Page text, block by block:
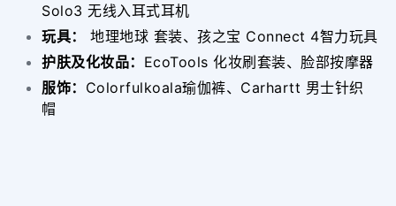
Solo3 无线入耳式耳机
玩具：
地理地球 套装、孩之宝 Connect 4智力玩具
护肤及化妆品： EcoTools 化妆刷套装、脸部按摩器
服饰： Colorfulkoala瑜伽裤、Carhartt 男士针织
帽